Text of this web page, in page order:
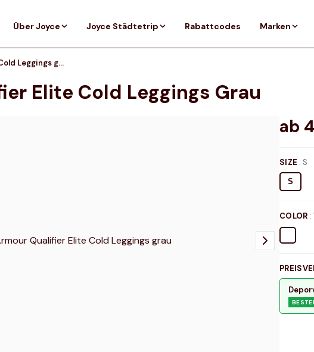
Über Joyce Joyce Städtetrip Rabattcodes Marken
Under Armour Qualifier Elite Cold Leggings grau
Elite Cold Leggings Grau
ab
SIZE : S
S
COLOR :